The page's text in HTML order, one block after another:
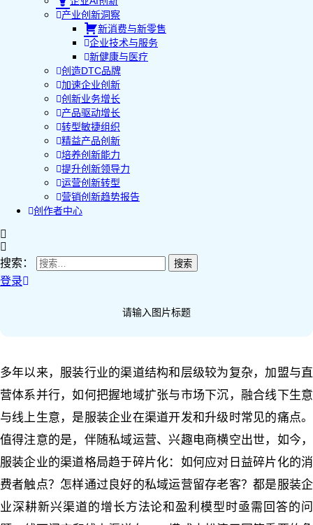
产业创新洞察
新消费与新零售
企业技术与服务
新健康与医疗
创造DTC品牌
加速企业创新
创新业务增长
产品驱动增长
转型敏捷组织
精益产品创新
培养创新能力
提升创新领导力
运营创新转型
营销创新趋势报告
创作者中心
搜索：
登录
请输入图片标题
多年以来，服装行业的渠道结构和层级较为复杂，加盟与直
营体系并行，如何把握地域扩张与市场下沉，融合线下生意
与线上生意，是服装企业在渠道开发和升级时常见的痛点。
值得注意的是，伴随私域运营、兴趣电商横空出世，如今，
服装企业的渠道格局趋于碎片化：如何应对日益碎片化的消
费者触点？怎样通过良好的私域运营留存老客？都是服装企
业深耕新兴渠道的增长方法论和盈利模型时亟需回答的问